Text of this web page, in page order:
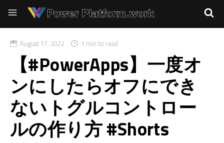
August 17, 2022 1 min to read
【#PowerApps】一度オ
ンにしたらオフにでき
ないトグルコントロー
ルの作り方 #Shorts